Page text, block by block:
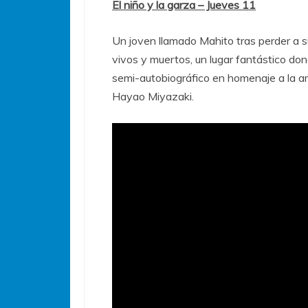
El niño y la garza – Jueves 11
Un joven llamado Mahito tras perder a
vivos y muertos, un lugar fantástico
semi-autobiográfico en homenaje a la
Hayao Miyazaki.